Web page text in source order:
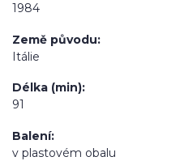
1984
Země původu
Itálie
Délka (min)
91
Balení
v plastovém obalu